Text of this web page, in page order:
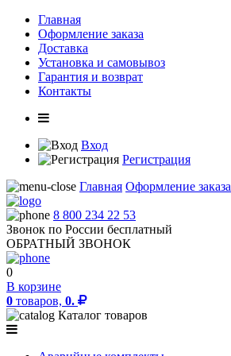
Главная
Оформление заказа
Доставка
Установка и самовывоз
Гарантия и возврат
Контакты
Вход
Регистрация
Главная Оформление заказа
8 800 234 22 53
Звонок по России бесплатный
ОБРАТНЫЙ ЗВОНОК
0
В корзине
0 товаров, 0.
Каталог товаров